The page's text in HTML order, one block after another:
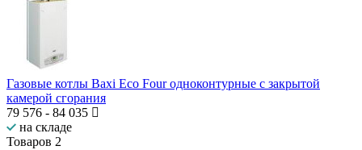
Газовые котлы Baxi Eco Four одноконтурные с закрытой
камерой сгорания
79 576 - 84 035
на складе
Товаров 2